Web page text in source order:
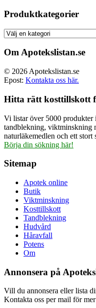
priset
499.00 kr.
priset
är:
374.00 kr.
Produktkategorier
Om Apotekslistan.se
© 2026 Apotekslistan.se
Epost: Kontakta oss här.
Hitta rätt kosttillskott
Vi listar över 5000
tandblekning, viktminskning
naturläkemedlen och ett
Börja din sökning här!
Sitemap
Apotek online
Butik
Viktminskning
Kosttillskott
Tandblekning
Hudvård
Håravfall
Potens
Om
Annonsera på
Vill du annonsera eller lista
Kontakta oss per mail för